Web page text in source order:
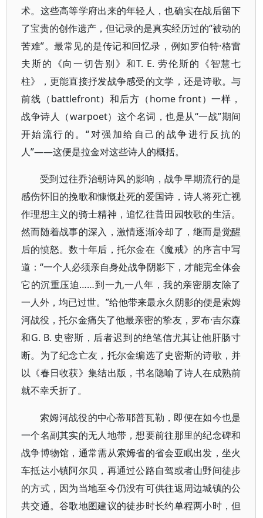
术。这些高等学府出来的年轻人，也确实在战后留下
了宝贵的创作遗产，但记录的是真实经历过的“被动的
苦难”。最常见的是传记和回忆录，例如罗伯特·格雷
夫斯的《向一切告别》和T. E. 劳伦斯的《智慧七
柱》，更能直接抒发战争感受的文学，还是诗歌。与
前线（battlefront）和后方（home front）一样，
战争诗人（warpoet）这个名词，也是从“一战”期间
开始流行的。“对强加给自己的战争进行反抗的
人”——这便是拉金对这些诗人的概括。
受到过往乔治朝诗风的影响，战争早期流行的是
感伤怀旧的挽歌和慷慨赴死的爱国诗，诗人将死亡视
作理想主义的骑士精神，追忆往昔田园牧歌的生活。
然而随着战事的深入，激情逐渐冷却了，继而是觉醒
后的愤怒。数十年后，托尔金在《魔戒》的序言中写
道：“一个人必须亲自身处战争阴影下，才能完全体会
它的沉重压迫……到一九一八年，我的亲密朋友除了
一人外，均已过世。”给他带来最永久阴影的便是索姆
河战役，托尔金痛失了他最亲密的挚友，罗布·吉尔森
和G. B. 史密斯，后者迟到的绝笔信尤其让他肝肠寸
断。为了纪念亡友，托尔金编选了史密斯的诗歌，并
以《春日收获》集结出版，书名隐喻了诗人在成熟前
就不幸夭折了。
索姆河战役的中心蒂耶普瓦勒，即便在如今也是
一个名副其实的无人地带，想要前往那里的纪念碑和
战争博物馆，通常需从索姆省的省会亚眠出发，坐火
车抵达小镇阿尔贝，再通过公路自驾或者山野间徒步
的方式，因为当地至今仍没有可供往返周边城镇的公
共交通。谷歌地图建议的徒步时长约单程两小时，但